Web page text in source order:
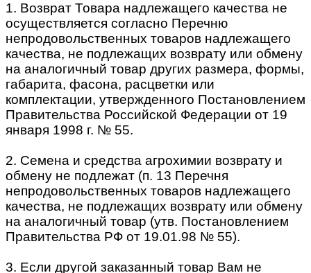
1. Возврат Товара надлежащего качества не
осуществляется согласно Перечню
непродовольственных товаров надлежащего
качества, не подлежащих возврату или обмену
на аналогичный товар других размера, формы,
габарита, фасона, расцветки или
комплектации, утвержденного Постановлением
Правительства Российской Федерации от 19
января 1998 г. № 55.
2. Семена и средства агрохимии возврату и
обмену не подлежат (п. 13 Перечня
непродовольственных товаров надлежащего
качества, не подлежащих возврату или обмену
на аналогичный товар (утв. Постановлением
Правительства РФ от 19.01.98 № 55).
3. Если другой заказанный товар Вам не